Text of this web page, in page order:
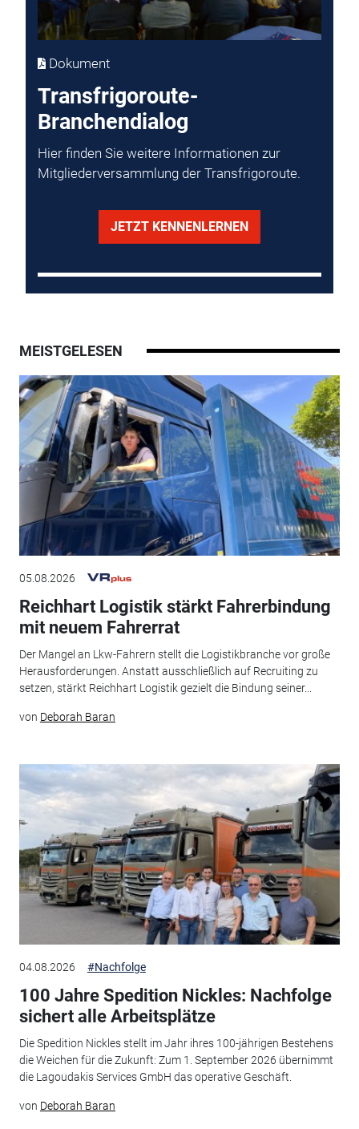
Dokument
Transfrigoroute-
Branchendialog
Hier finden Sie weitere Informationen zur
Mitgliederversammlung der Transfrigoroute.
JETZT KENNENLERNEN
MEISTGELESEN
05.08.2026
Reichhart Logistik stärkt Fahrerbindung
mit neuem Fahrerrat
Der Mangel an Lkw-Fahrern stellt die Logistikbranche vor große
Herausforderungen. Anstatt ausschließlich auf Recruiting zu
setzen, stärkt Reichhart Logistik gezielt die Bindung seiner...
von Deborah Baran
04.08.2026 #Nachfolge
100 Jahre Spedition Nickles: Nachfolge
sichert alle Arbeitsplätze
Die Spedition Nickles stellt im Jahr ihres 100-jährigen Bestehens
die Weichen für die Zukunft: Zum 1. September 2026 übernimmt
die Lagoudakis Services GmbH das operative Geschäft.
von Deborah Baran